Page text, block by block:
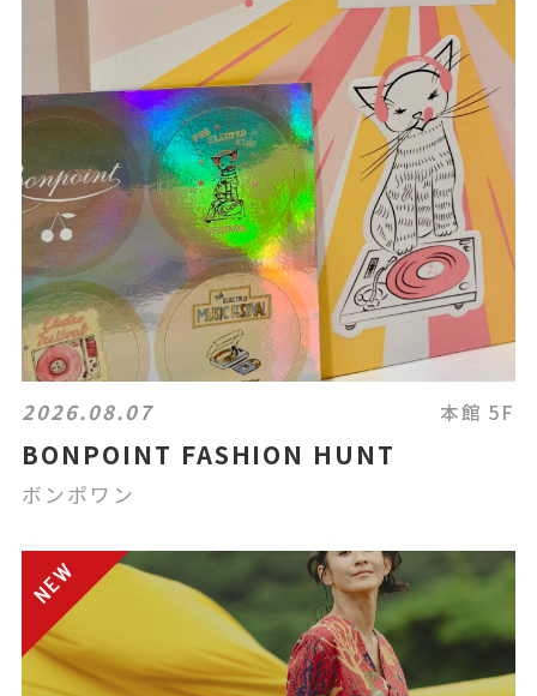
2026.08.07 本館 5F
BONPOINT FASHION HUNT
ボンポワン